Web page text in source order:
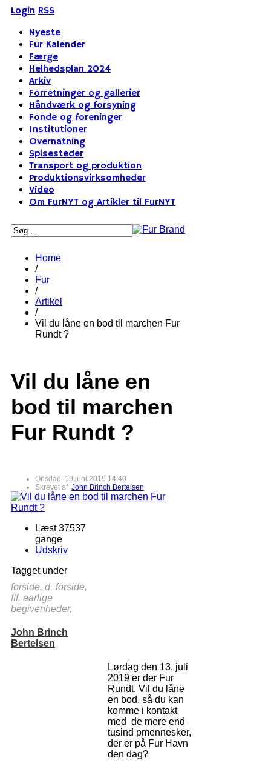
Login RSS
Nyeste
Fur Kalender
Færge
Helhedsplan 2024
Arkiv
Forretninger og gallerier
Håndværk og forsyning
Fonde og foreninger
Institutioner
Overnatning
Spisesteder
Transport og produktion
Produktionsvirksomheder
Video
Om FurNYT og Artikler til FurNYT
Home
/
Fur
/
Artikel
/
Vil du låne en bod til marchen Fur
Rundt ?
Vil du låne en
bod til marchen
Fur Rundt ?
Onsdag, 19 juni 2019 14:40
Skrevet af John Brinch Bertelsen
Læst 37537
gange
Udskriv
Tagget under
forside, d_forside,
fff, aarlige
begivenheder,
John Brinch
Bertelsen
Lørdag den 13. juli
2019 er der Fur
Rundt. Vil du låne
en bod, så du kan
komme i kontakt
med de mere end
tusind pmennesker,
der er på Fur Havn
den dag?